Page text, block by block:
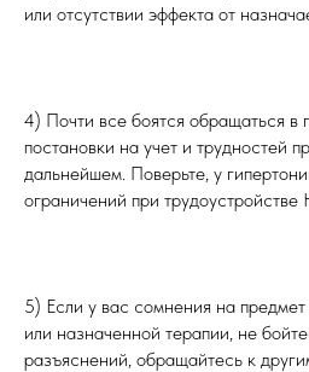
или отсутствии эффекта от
4) Почти все боятся обращаться в
постановки на учет и трудностей
дальнейшем. Поверьте, у
ограничений при
5) Если у вас сомнения на
или назначенной терапии, не
разъяснений, обращайтесь к